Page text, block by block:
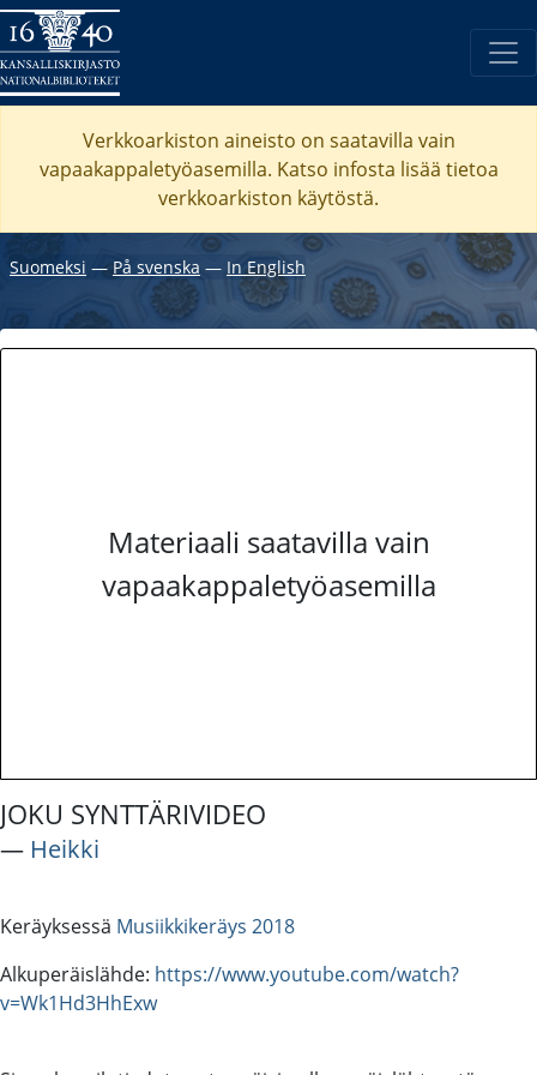
Verkkoarkiston aineisto on saatavilla vain
vapaakappaletyöasemilla. Katso infosta lisää tietoa
verkkoarkiston käytöstä.
Suomeksi ―På svenska ― In English
Materiaali saatavilla vain
vapaakappaletyöasemilla
JOKU SYNTTÄRIVIDEO
― Heikki
Keräyksessä Musiikkikeräys 2018
Alkuperäislähde: https://www.youtube.com/watch?
v=Wk1Hd3HhExw